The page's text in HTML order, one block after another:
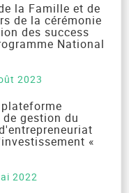
la Famille et de
de la cérémonie
des success
National
2023
gestion du
«
2022